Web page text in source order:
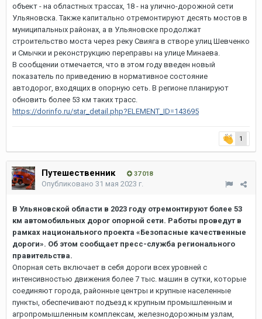
объект - на областных трассах, 18 - на улично-дорожной сети
Ульяновска. Также капитально отремонтируют десять мостов в
муниципальных районах, а в Ульяновске продолжат
строительство моста через реку Свияга в створе улиц Шевченко
и Смычки и реконструкцию переправы на улице Минаева.
В сообщении отмечается, что в этом году введен новый
показатель по приведению в нормативное состояние
автодорог, входящих в опорную сеть. В регионе планируют
обновить более 53 км таких трасс.
https://dorinfo.ru/star_detail.php?ELEMENT_ID=143695
1
Путешественник 37 018
Опубликовано 31 мая 2023 г.
В Ульяновской области в 2023 году отремонтируют более 53
км автомобильных дорог опорной сети. Работы проведут в
рамках национального проекта «Безопасные качественные
дороги». Об этом сообщает пресс-служба регионального
правительства.
Опорная сеть включает в себя дороги всех уровней с
интенсивностью движения более 7 тыс. машин в сутки, которые
соединяют города, районные центры и крупные населенные
пункты, обеспечивают подъезд к крупным промышленным и
агропромышленным комплексам, железнодорожным узлам,